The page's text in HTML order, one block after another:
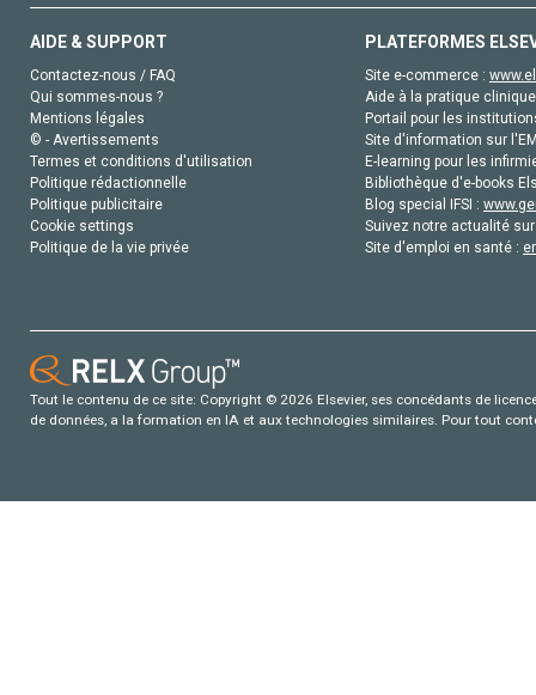
AIDE & SUPPORT
Contactez-nous / FAQ
Qui sommes-nous ?
Mentions légales
© - Avertissements
Termes et conditions d'utilisation
Politique rédactionnelle
Politique publicitaire
Cookie settings
Politique de la vie privée
PLATEFORMES
Site e-commerce :
Aide à la pratique
Portail pour les
Site d'information sur
E-learning pour les
Bibliothèque d'e-books
Blog special IFSI :
Suivez notre actualité
Site d'emploi en santé :
Tout le contenu de ce site: Copyright © 2026 Elsevier, ses concédants de
de données, a la formation en IA et aux technologies similaires. Pour tout